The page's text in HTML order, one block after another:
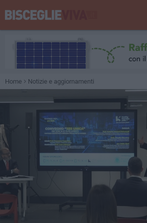
Home Notizie e aggiornamenti